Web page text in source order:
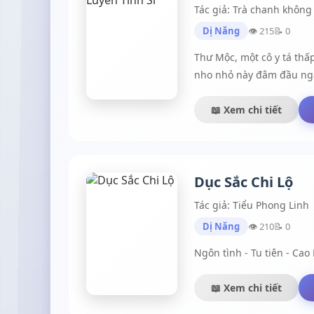
Tác giả: Trà chanh không
Dị Năng 👁 215📝 0
Thư Mộc, một cô y tá
nho nhỏ này đâm đầu
thì đen mất hết phần
Lạc Tranh: Em đừng
Sinh: Công chúa của
Tiêu Nhạc: Chị à, chị
📖 Xem chi tiết
Dục Sắc Chi Lộ
Tác giả: Tiểu Phong Linh
Dị Năng 👁 210📝 0
Ngôn tình - Tu tiên - Cao
📖 Xem chi tiết